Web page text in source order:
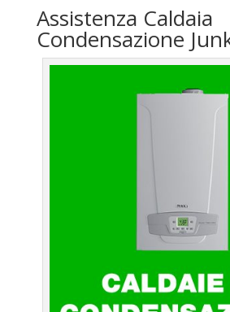
Assistenza Caldaia
Condensazione